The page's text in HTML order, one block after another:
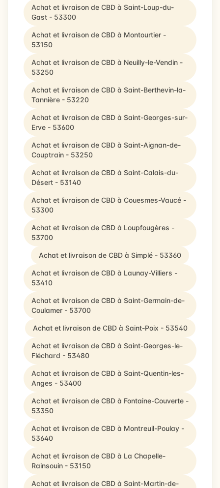
Achat et livraison de CBD à Saint-Loup-du-
Gast - 53300
Achat et livraison de CBD à Montourtier -
53150
Achat et livraison de CBD à Neuilly-le-Vendin -
53250
Achat et livraison de CBD à Saint-Berthevin-la-
Tannière - 53220
Achat et livraison de CBD à Saint-Georges-sur-
Erve - 53600
Achat et livraison de CBD à Saint-Aignan-de-
Couptrain - 53250
Achat et livraison de CBD à Saint-Calais-du-
Désert - 53140
Achat et livraison de CBD à Couesmes-Vaucé -
53300
Achat et livraison de CBD à Loupfougères -
53700
Achat et livraison de CBD à Simplé - 53360
Achat et livraison de CBD à Launay-Villiers -
53410
Achat et livraison de CBD à Saint-Germain-de-
Coulamer - 53700
Achat et livraison de CBD à Saint-Poix - 53540
Achat et livraison de CBD à Saint-Georges-le-
Fléchard - 53480
Achat et livraison de CBD à Saint-Quentin-les-
Anges - 53400
Achat et livraison de CBD à Fontaine-Couverte -
53350
Achat et livraison de CBD à Montreuil-Poulay -
53640
Achat et livraison de CBD à La Chapelle-
Rainsouin - 53150
Achat et livraison de CBD à Saint-Martin-de-